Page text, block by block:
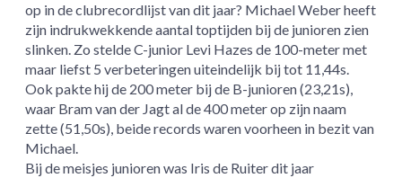
op in de clubrecordlijst van dit jaar? Michael Weber heeft
zijn indrukwekkende aantal toptijden bij de junioren zien
slinken. Zo stelde C-junior Levi Hazes de 100-meter met
maar liefst 5 verbeteringen uiteindelijk bij tot 11,44s.
Ook pakte hij de 200 meter bij de B-junioren (23,21s),
waar Bram van der Jagt al de 400 meter op zijn naam
zette (51,50s), beide records waren voorheen in bezit van
Michael.
Bij de meisjes junioren was Iris de Ruiter dit jaar